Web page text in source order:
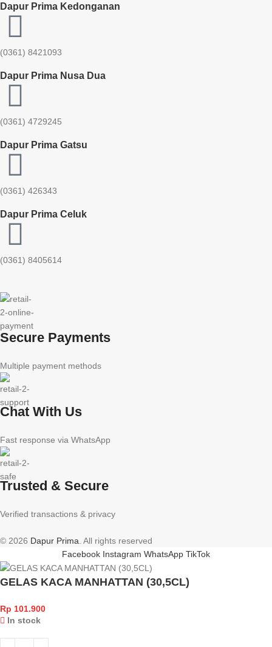
Dapur Prima Kedonganan
(0361) 8421093
Dapur Prima Nusa Dua
(0361) 4729245
Dapur Prima Gatsu
(0361) 426343
Dapur Prima Celuk
(0361) 8405614
Secure Payments
Multiple payment methods
Chat With Us
Fast response via WhatsApp
Trusted & Secure
Verified transactions & privacy
© 2026 Dapur Prima . All rights reserved
Facebook Instagram WhatsApp TikTok
GELAS KACA MANHATTAN (30,5CL)
Rp 101.900
In stock